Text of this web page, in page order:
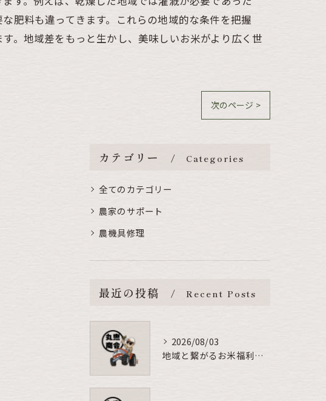
肥料も違ってきます。これらの地域的な条件を把握
。地域差をもっと生かし、美味しいお米がより広く世
次のページ >
カテゴリー Categories
全てのカテゴリー
農家のサポート
農機具修理
最近の投稿 Recent Posts
2026/08/03
地域と繋がるお米福利厚生の秘訣